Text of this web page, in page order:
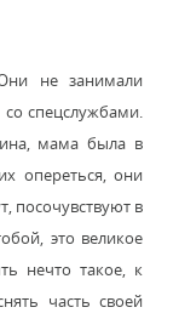
не занимали
спецслужбами.
мама была в
опереться, они
посочувствуют в
это великое
нечто такое, к
часть своей